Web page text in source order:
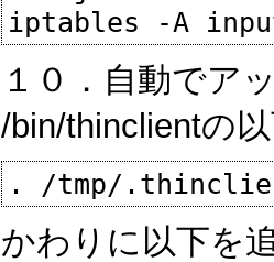
１０．自動でア
/bin/thinclientの
かわりに以下を